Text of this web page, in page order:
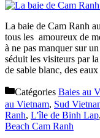
La baie de Cam Ranh
tous les amoureux de
à ne pas manquer sur
séduit les visiteurs par
de sable blanc, des
Catégories Baies au
au Vietnam, Sud
Ranh, L'île de Binh Lap,
Beach Cam Ranh